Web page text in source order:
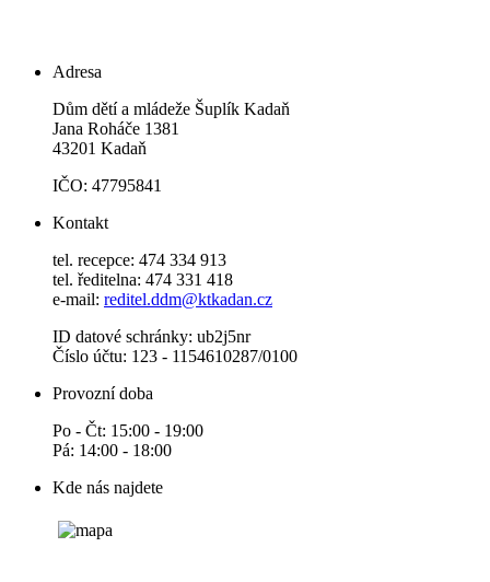
Adresa
Dům dětí a mládeže Šuplík Kadaň
Jana Roháče 1381
43201 Kadaň
IČO: 47795841
Kontakt
tel. recepce: 474 334 913
tel. ředitelna: 474 331 418
e-mail: reditel.ddm@ktkadan.cz
ID datové schránky: ub2j5nr
Číslo účtu: 123 - 1154610287/0100
Provozní doba
Po - Čt: 15:00 - 19:00
Pá: 14:00 - 18:00
Kde nás najdete